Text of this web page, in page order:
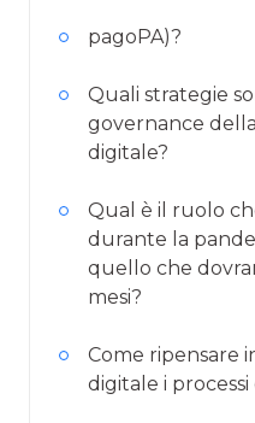
pagoPA)?
Quali strategie
governance
digitale?
Qual è il ruolo
durante la
quello che
mesi?
Come ripensare
digitale i